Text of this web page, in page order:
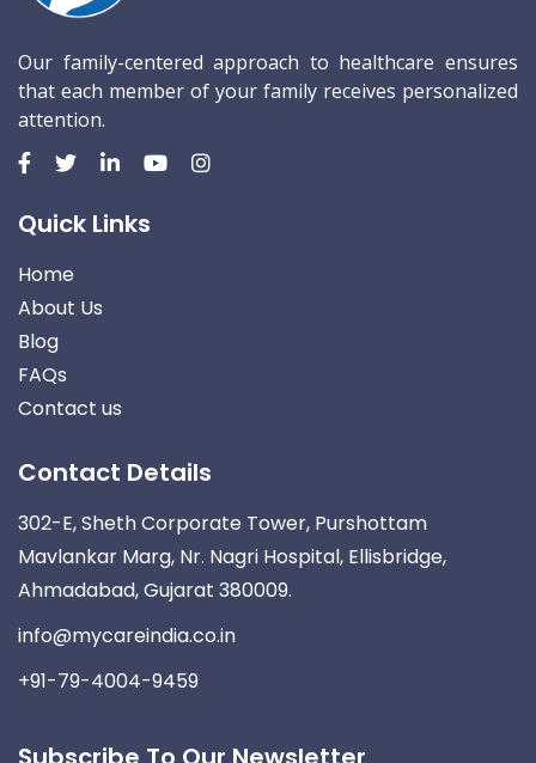
Our family-centered approach to healthcare ensures
that each member of your family receives personalized
attention.
Quick Links
Home
About Us
Blog
FAQs
Contact us
Contact Details
302-E, Sheth Corporate Tower, Purshottam
Mavlankar Marg, Nr. Nagri Hospital, Ellisbridge,
Ahmadabad, Gujarat 380009.
info@mycareindia.co.in
+91-79-4004-9459